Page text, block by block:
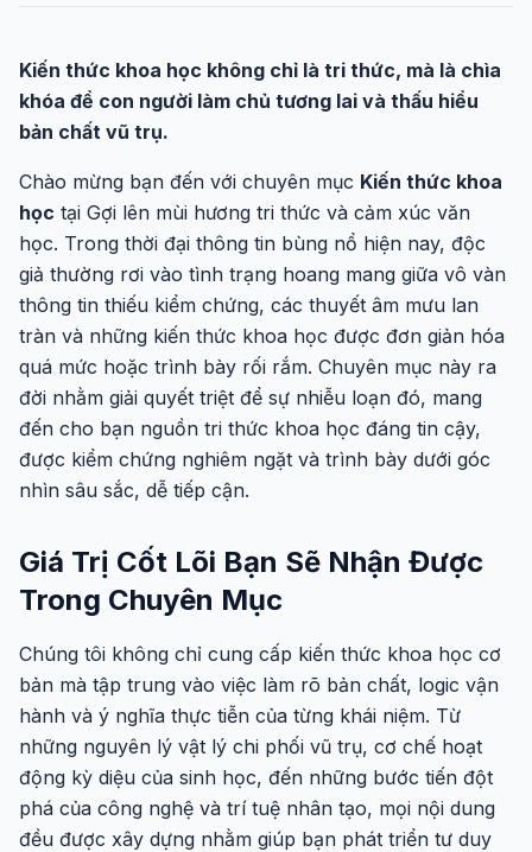
Kiến thức khoa học không chỉ là tri thức, mà là chìa
khóa để con người làm chủ tương lai và thấu hiểu
bản chất vũ trụ.
Chào mừng bạn đến với chuyên mục Kiến thức khoa
học tại Gợi lên mùi hương tri thức và cảm xúc văn
học. Trong thời đại thông tin bùng nổ hiện nay, độc
giả thường rơi vào tình trạng hoang mang giữa vô vàn
thông tin thiếu kiểm chứng, các thuyết âm mưu lan
tràn và những kiến thức khoa học được đơn giản hóa
quá mức hoặc trình bày rối rắm. Chuyên mục này ra
đời nhằm giải quyết triệt để sự nhiễu loạn đó, mang
đến cho bạn nguồn tri thức khoa học đáng tin cậy,
được kiểm chứng nghiêm ngặt và trình bày dưới góc
nhìn sâu sắc, dễ tiếp cận.
Giá Trị Cốt Lõi Bạn Sẽ Nhận Được
Trong Chuyên Mục
Chúng tôi không chỉ cung cấp kiến thức khoa học cơ
bản mà tập trung vào việc làm rõ bản chất, logic vận
hành và ý nghĩa thực tiễn của từng khái niệm. Từ
những nguyên lý vật lý chi phối vũ trụ, cơ chế hoạt
động kỳ diệu của sinh học, đến những bước tiến đột
phá của công nghệ và trí tuệ nhân tạo, mọi nội dung
đều được xây dựng nhằm giúp bạn phát triển tư duy